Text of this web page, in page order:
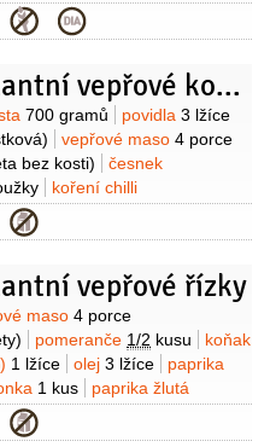
cibule
1 kus (větší)
olej
Pikantní vepřové kotlety s kapustou
700 gramů povidla 3 lžíce
vepřové maso 4 porce
bez kosti)
česnek
koření chilli
nové koření1/2lžičky
3 lžíce vepřové řízky
maso 4 porce
pomeranče 1/2 kusu
koňak
1 lžíce olej 3 lžíce
paprika
1 kus
paprika žlutá
mrkev
cibule červená1 kus